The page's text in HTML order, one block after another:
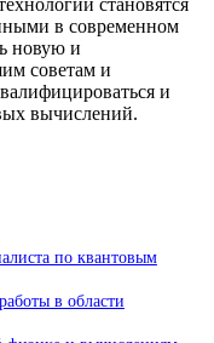
в современном
новую и
советам и
и
вычислений.
по квантовым
в области